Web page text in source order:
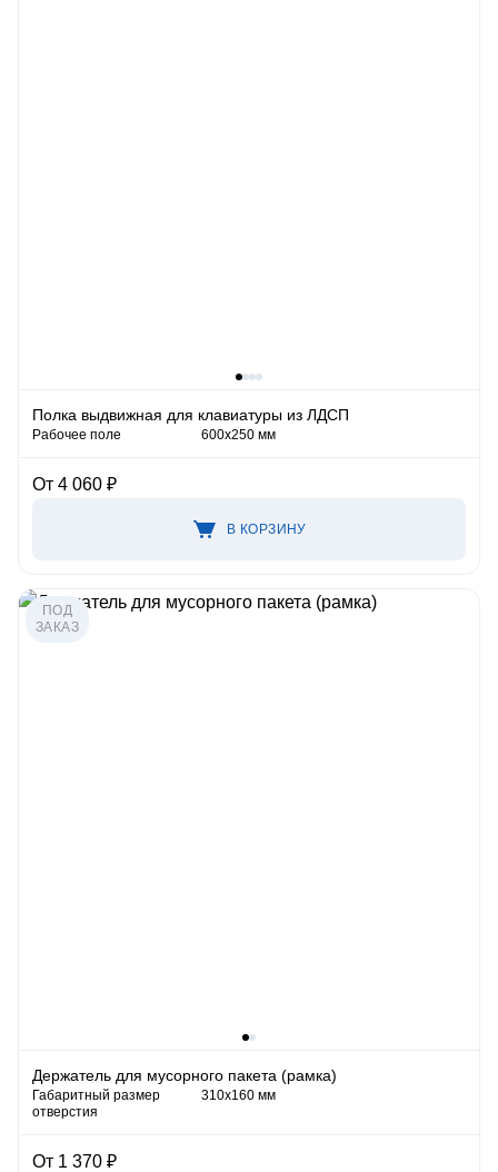
Полка выдвижная для клавиатуры из ЛДСП
Рабочее поле 600х250 мм
От 4 060 ₽
В КОРЗИНУ
Держатель для мусорного пакета (рамка)
Габаритный размер
отверстия
310х160 мм
От 1 370 ₽
ПОД
ЗАКАЗ